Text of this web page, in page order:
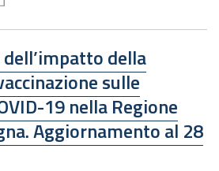
della
sulle
19 nella Regione
Aggiornamento al 28